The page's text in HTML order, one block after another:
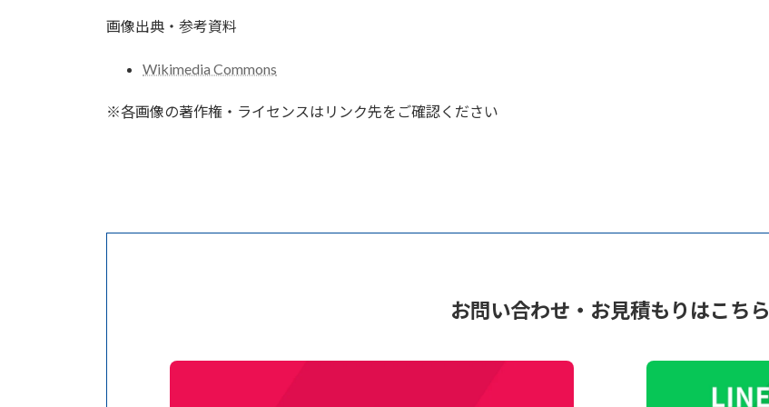
画像出典・参考資料
Wikimedia Commons
※各画像の著作権・ライセンスはリンク先をご確認ください
お問い合わせ・お見積もりはこちら